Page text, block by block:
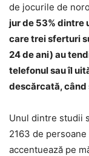
de jocurile de
jur de 53%
care trei sferturi
24 de ani) au
telefonul sau îl
descărcată, când
Unul dintre studii
2163 de
accentuează pe